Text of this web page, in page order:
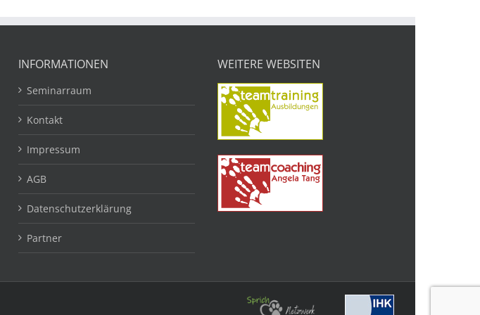
INFORMATIONEN
Seminarraum
Kontakt
Impressum
AGB
Datenschutzerklärung
Partner
WEITERE WEBSITEN